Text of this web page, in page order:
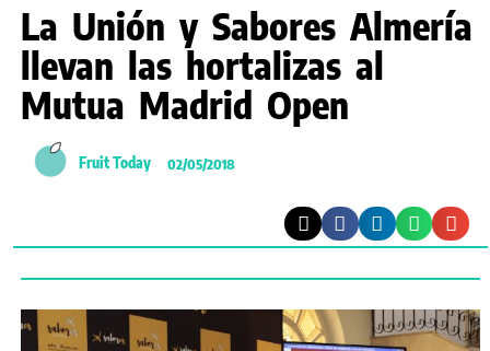
La Unión y Sabores Almería
llevan las hortalizas al
Mutua Madrid Open
Fruit Today 02/05/2018